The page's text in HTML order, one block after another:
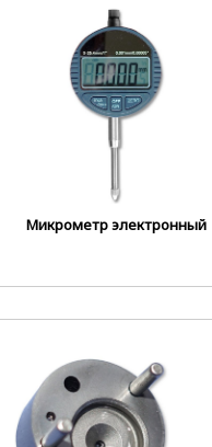
Микрометр электронный